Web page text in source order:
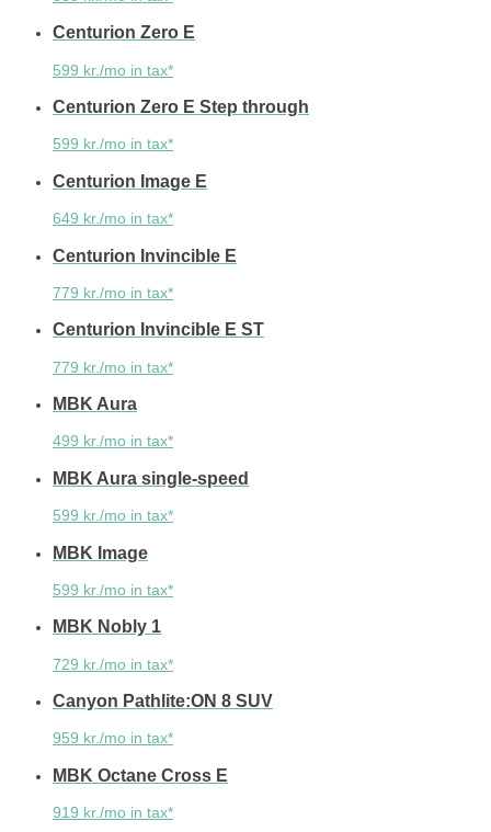
Centurion Zero E
599 kr./mo in tax*
Centurion Zero E Step through
599 kr./mo in tax*
Centurion Image E
649 kr./mo in tax*
Centurion Invincible E
779 kr./mo in tax*
Centurion Invincible E ST
779 kr./mo in tax*
MBK Aura
499 kr./mo in tax*
MBK Aura single-speed
599 kr./mo in tax*
MBK Image
599 kr./mo in tax*
MBK Nobly 1
729 kr./mo in tax*
Canyon Pathlite:ON 8 SUV
959 kr./mo in tax*
MBK Octane Cross E
919 kr./mo in tax*